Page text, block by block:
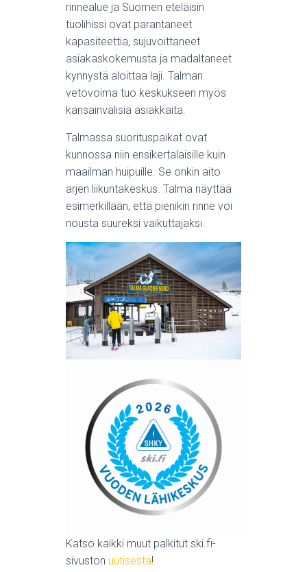
rinnealue ja Suomen eteläisin
tuolihissi ovat parantaneet
kapasiteettia, sujuvoittaneet
asiakaskokemusta ja madaltaneet
kynnystä aloittaa laji. Talman
vetovoima tuo keskukseen myös
kansainvälisiä asiakkaita.
Talmassa suorituspaikat ovat
kunnossa niin ensikertalaisille kuin
maailman huipuille. Se onkin aito
arjen liikuntakeskus. Talma näyttää
esimerkillään, että pienikin rinne voi
nousta suureksi vaikuttajaksi.
Katso kaikki muut palkitut ski.fi-
sivuston uutisesta!